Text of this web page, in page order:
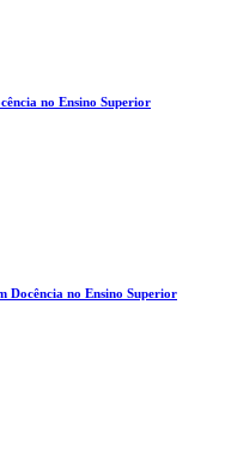
no Ensino Superior
Docência no Ensino Superior